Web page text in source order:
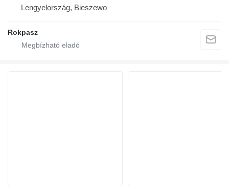
Lengyelország, Bieszewo
Rokpasz